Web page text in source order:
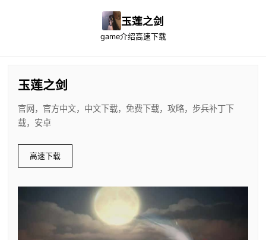
玉莲之剑
game介绍高速下载
玉莲之剑
官网，官方中文，中文下载，免费下载，攻略，步兵补丁下
载，安卓
高速下载